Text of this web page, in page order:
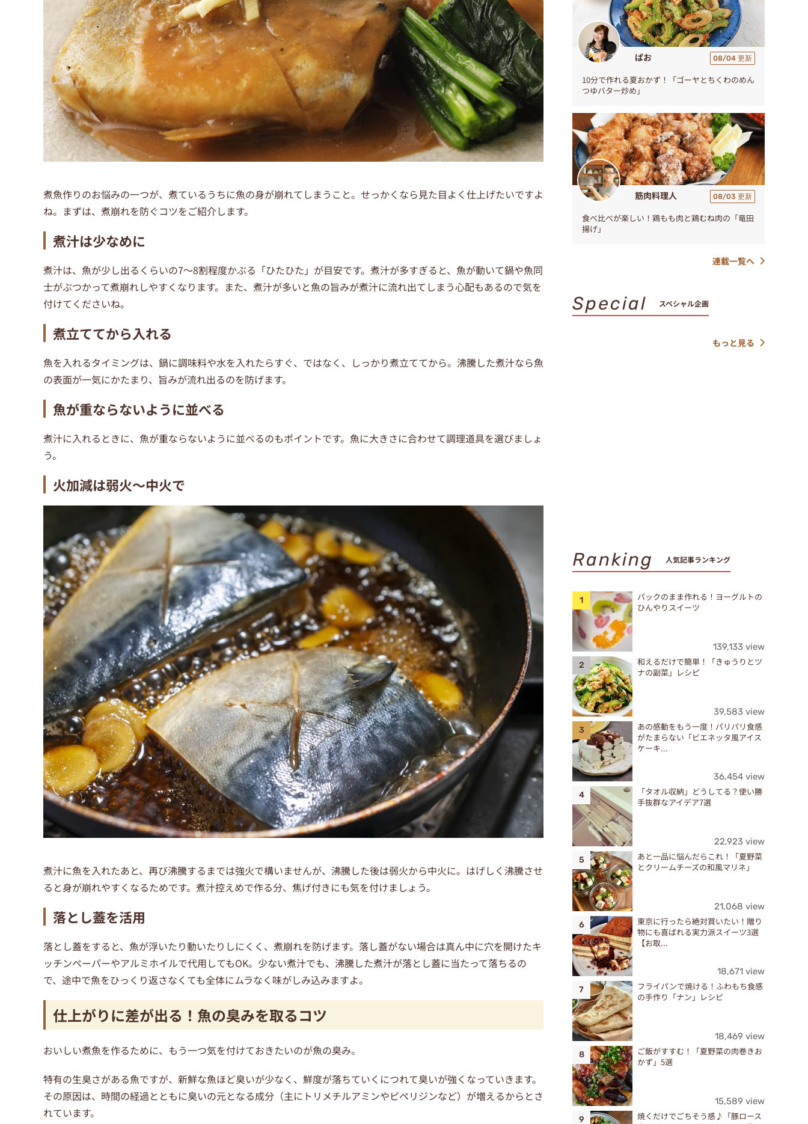
煮魚作りのお悩みの一つが、煮ているうちに魚の身が崩れてしまうこと。せっかくなら見た目よく仕上げたいですよ
ね。まずは、煮崩れを防ぐコツをご紹介します。
煮汁は少なめに
煮汁は、魚が少し出るくらいの7～8割程度かぶる「ひたひた」が目安です。煮汁が多すぎると、魚が動いて鍋や魚同
士がぶつかって煮崩れしやすくなります。また、煮汁が多いと魚の旨みが煮汁に流れ出てしまう心配もあるので気を
付けてくださいね。
煮立ててから入れる
魚を入れるタイミングは、鍋に調味料や水を入れたらすぐ、ではなく、しっかり煮立ててから。沸騰した煮汁なら魚
の表面が一気にかたまり、旨みが流れ出るのを防げます。
魚が重ならないように並べる
煮汁に入れるときに、魚が重ならないように並べるのもポイントです。魚に大きさに合わせて調理道具を選びましょ
う。
火加減は弱火～中火で
煮汁に魚を入れたあと、再び沸騰するまでは強火で構いませんが、沸騰した後は弱火から中火に。はげしく沸騰させ
ると身が崩れやすくなるためです。煮汁控えめで作る分、焦げ付きにも気を付けましょう。
落とし蓋を活用
落とし蓋をすると、魚が浮いたり動いたりしにくく、煮崩れを防げます。落し蓋がない場合は真ん中に穴を開けたキ
ッチンペーパーやアルミホイルで代用してもOK。少ない煮汁でも、沸騰した煮汁が落とし蓋に当たって落ちるの
で、途中で魚をひっくり返さなくても全体にムラなく味がしみ込みますよ。
仕上がりに差が出る！魚の臭みを取るコツ
おいしい煮魚を作るために、もう一つ気を付けておきたいのが魚の臭み。
特有の生臭さがある魚ですが、新鮮な魚ほど臭いが少なく、鮮度が落ちていくにつれて臭いが強くなっていきます。
その原因は、時間の経過とともに臭いの元となる成分（主にトリメチルアミンやピペリジンなど）が増えるからとさ
れています。
ぱお 08/04 更新
10分で作れる夏おかず！「ゴーヤとちくわのめん
つゆバター炒め」
筋肉料理人 08/03 更新
食べ比べが楽しい！鶏もも肉と鶏むね肉の「竜田
揚げ」
連載一覧へ
Special スペシャル企画
もっと見る
Ranking 人気記事ランキング
パックのまま作れる！ヨーグルトの
ひんやりスイーツ
139,133 view
和えるだけで簡単！「きゅうりとツ
ナの副菜」レシピ
39,583 view
あの感動をもう一度！パリパリ食感
がたまらない「ビエネッタ風アイス
ケーキ...
36,454 view
「タオル収納」どうしてる？使い勝
手抜群なアイデア7選
22,923 view
あと一品に悩んだらこれ！「夏野菜
とクリームチーズの和風マリネ」
21,068 view
東京に行ったら絶対買いたい！贈り
物にも喜ばれる実力派スイーツ3選
【お取...
18,671 view
フライパンで焼ける！ふわもち食感
の手作り「ナン」レシピ
18,469 view
ご飯がすすむ！「夏野菜の肉巻きお
かず」5選
15,589 view
焼くだけでごちそう感♪「豚ロース